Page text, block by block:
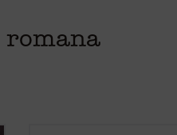
romana